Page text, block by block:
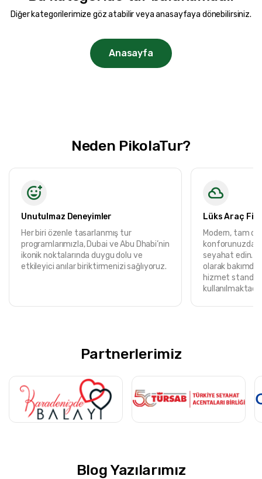
Fiyat Aralığı
200000 TRY +
2 Gece 4 Gün
3 Gece 5 Gün
9 Gece 10 Gün
Diğer kategorilerimize göz atabilir veya anasayfaya dönebilirsiniz.
Anasayfa
Neden PikolaTur?
Unutulmaz Deneyimler
Her biri özenle tasarlanmış tur
programlarımızla, Dubai ve Abu Dhabi’nin
ikonik noktalarında duygu dolu ve
etkileyici anılar biriktirmenizi sağlıyoruz.
Lüks Araç
Modern, tam
seyahat edin.
olarak
hizmet
kullanılmaktadır.
Partnerlerimiz
Blog Yazılarımız